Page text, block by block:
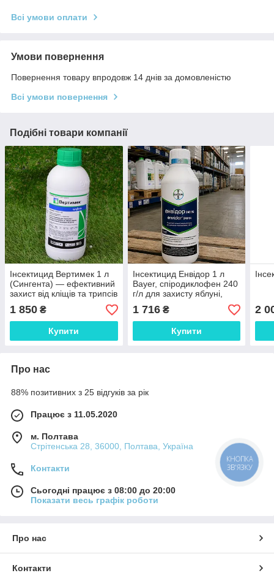
Всі умови оплати
Умови повернення
Повернення товару впродовж 14 днів за домовленістю
Всі умови повернення
Подібні товари компанії
Інсектицид Вертимек 1 л
(Сингента) — ефективний
захист від кліщів та трипсів
для ваших
сільськогосподарських
культур
1 850 ₴
Купити
Інсектицид Енвідор 1 л
Bayer, спіродиклофен 240
г/л для захисту яблуні,
груші, винограду, сої та
суниці від кліщів
1 716₴
Купити
2
Про нас
88% позитивних з 25 відгуків за рік
Працює з 11.05.2020
м. Полтава
Стрітенська 28, 36000, Полтава, Україна
Контакти
Сьогодні працює з 08:00 до 20:00
Показати весь графік роботи
Про нас
Контакти
КНОПКА
ЗВ'ЯЗКУ